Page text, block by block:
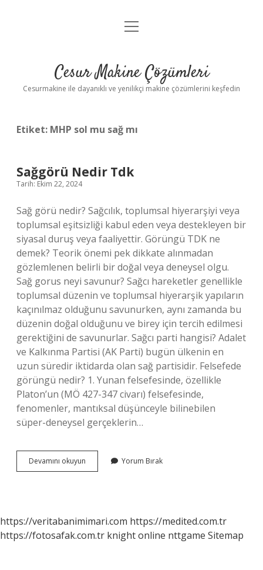
Anasayfa
Yasal Uyarı
menüyü
Cesur Makine Çözümleri
Cesurmakine ile dayanıklı ve yenilikçi makine çözümlerini keşfedin
Etiket: MHP sol mu sağ mı
Sağgörü Nedir Tdk
Tarih: Ekim 22, 2024
Sağ görü nedir? Sağcılık, toplumsal hiyerarşiyi veya
toplumsal eşitsizliği kabul eden veya destekleyen bir
siyasal duruş veya faaliyettir. Görüngü TDK ne
demek? Teorik önemi pek dikkate alınmadan
gözlemlenen belirli bir doğal veya deneysel olgu.
Sağ gorus neyi savunur? Sağcı hareketler genellikle
toplumsal düzenin ve toplumsal hiyerarşik yapıların
kaçınılmaz olduğunu savunurken, aynı zamanda bu
düzenin doğal olduğunu ve birey için tercih edilmesi
gerektiğini de savunurlar. Sağcı parti hangisi? Adalet
ve Kalkınma Partisi (AK Parti) bugün ülkenin en
uzun süredir iktidarda olan sağ partisidir. Felsefede
görüngü nedir? 1. Yunan felsefesinde, özellikle
Platon’un (MÖ 427-347 civarı) felsefesinde,
fenomenler, mantıksal düşünceyle bilinebilen
süper-deneysel gerçeklerin…
Devamını okuyun Sağgörü
Nedir
Yorum Bırak
https://veritabanimimari.com https://medited.com.tr
https://fotosafak.com.tr knight online nttgame Sitemap